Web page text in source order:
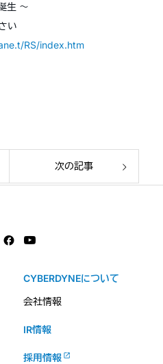
生 ～
い
RS/index.htm
次の記事
CYBERDYNEについて
会社情報
IR情報
採用情報